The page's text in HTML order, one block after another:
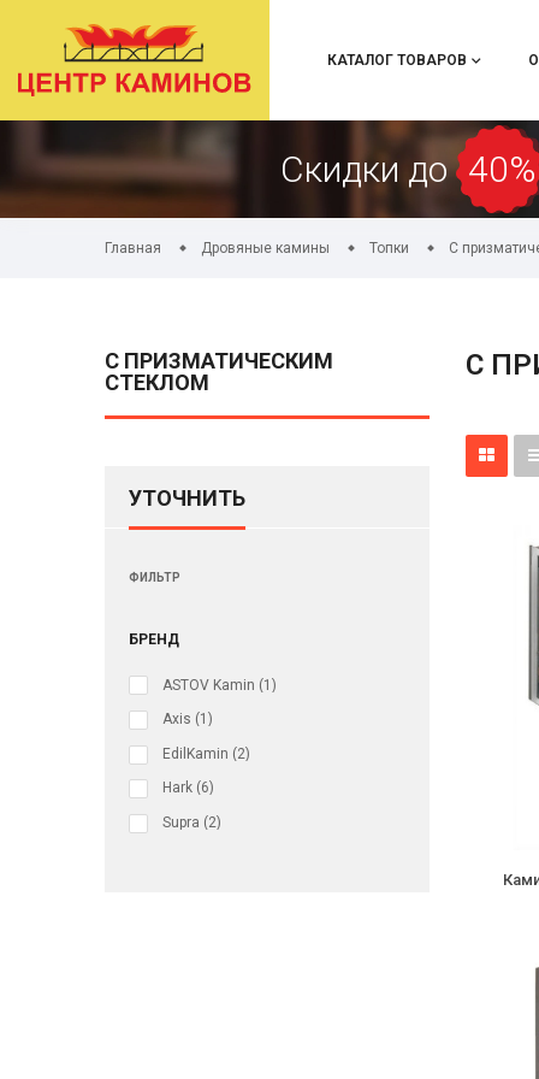
КАТАЛОГ ТОВАРОВ
Скидки до 40%
Главная Дровяные камины Топки С
С ПРИЗМАТИЧЕСКИМ
СТЕКЛОМ
УТОЧНИТЬ
ФИЛЬТР
БРЕНД
ASTOV Kamin (1)
Axis (1)
EdilKamin (2)
Hark (6)
Supra (2)
С